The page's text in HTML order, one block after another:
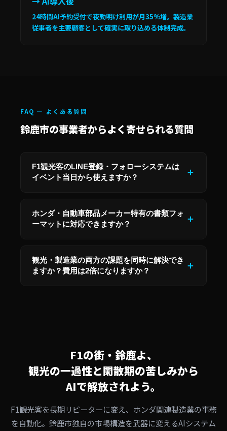
24時間AI予約受付で夜勤明け利用が月35%増。製造業
従事者を主要顧客として確実に取り込める体制完成。
FAQ — よくある質問
鈴鹿市の事業者からよく寄せられる質問
F1観光客のLINE登録・フォローシステムは
イベント当日から使えますか？
ホンダ・自動車部品メーカー特有の書類フォ
ーマットに対応できますか？
観光・製造業の両方の課題を同時に解決でき
ますか？費用は2倍になりますか？
F1の街・鈴鹿よ、
観光の一過性と閑散期の苦しみから
AIで解放されよう。
F1観光客を長期リピーターに変え、ホンダ関連製造業の事務
を自動化。鈴鹿市独自の市場構造を武器に変えるAIシステム